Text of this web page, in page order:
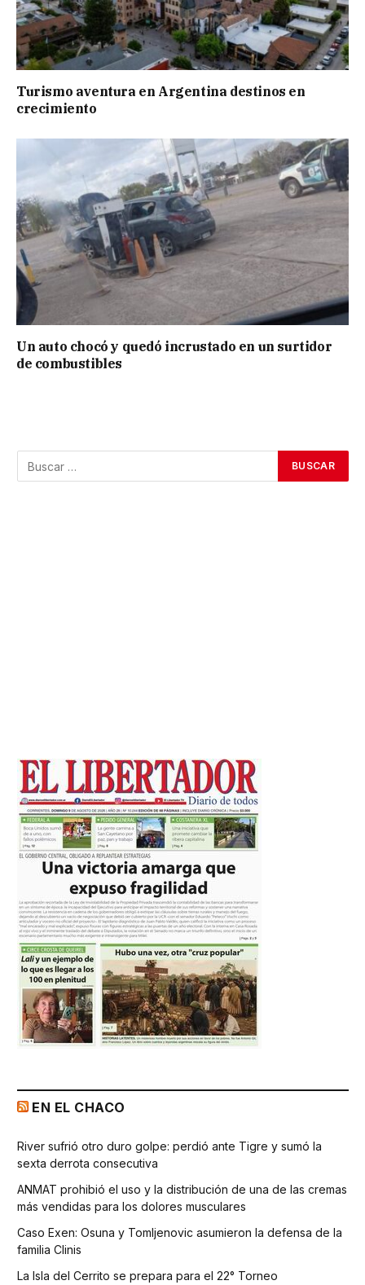
Turismo aventura en Argentina destinos en
crecimiento
Un auto chocó y quedó incrustado en un surtidor
de combustibles
EN EL CHACO
River sufrió otro duro golpe: perdió ante Tigre y sumó la
sexta derrota consecutiva
ANMAT prohibió el uso y la distribución de una de las cremas
más vendidas para los dolores musculares
Caso Exen: Osuna y Tomljenovic asumieron la defensa de la
familia Clinis
La Isla del Cerrito se prepara para el 22° Torneo